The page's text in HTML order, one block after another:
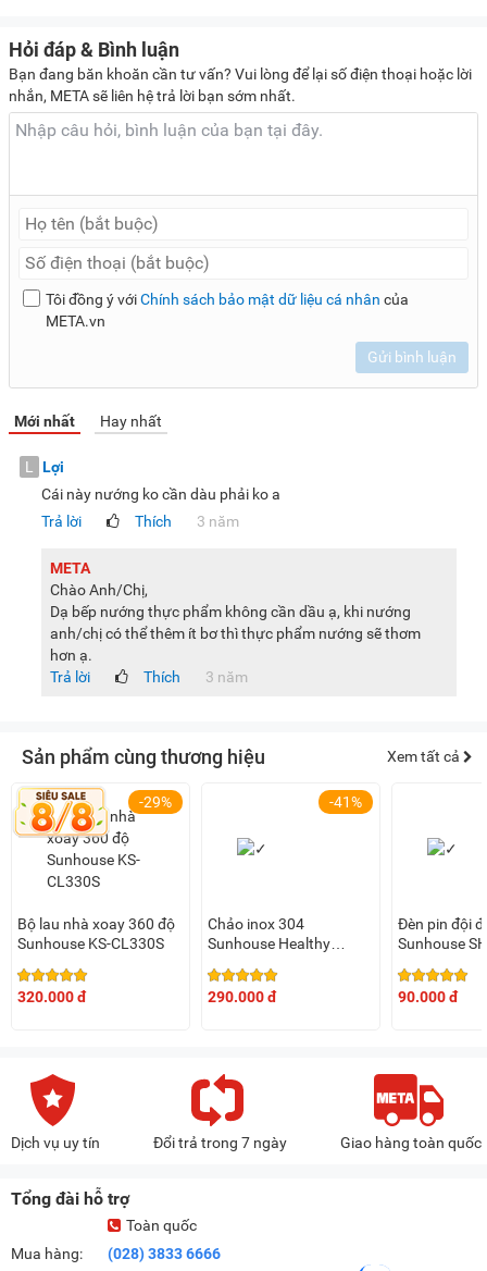
Hỏi đáp & Bình luận
Bạn đang băn khoăn cần tư vấn? Vui lòng để lại số điện thoại hoặc lời
nhắn, META sẽ liên hệ trả lời bạn sớm nhất.
Tôi đồng ý vớiChính sách bảo mật dữ liệu cá nhân của
META.vn
Gửi bình luận
Mới nhất Hay nhất
L
Lợi
Cái này nướng ko cần dàu phải ko a
Trả lời
Thích 3 năm
META
Chào Anh/Chị,
Dạ bếp nướng thực phẩm không cần dầu ạ, khi nướng
anh/chị có thể thêm ít bơ thì thực phẩm nướng sẽ thơm
hơn ạ.
Trả lời
Thích 3 năm
Sản phẩm cùng thương hiệu Xem tất cả
-29%
Bộ lau nhà xoay 360 độ
Sunhouse KS-CL330S
320.000 đ
-41%
Chảo inox 304
Sunhouse Healthy
290.000 đ
Đèn pin đội
Sunhouse
90.000 đ
Dịch vụ uy tín Đổi trả trong 7 ngày Giao hàng toàn quốc
Tổng đài hỗ trợ
Mua hàng:
Toàn quốc
(028) 3833 6666